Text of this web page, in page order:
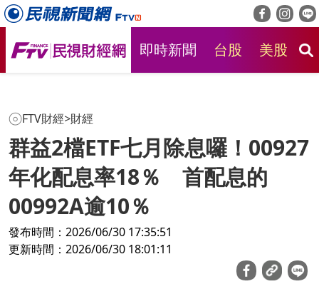
即時新聞 台股 美股
FTV財經>財經
群益2檔ETF七月除息囉！00927
年化配息率18％ 首配息的
00992A逾10％
發布時間：2026/06/30 17:35:51
更新時間：2026/06/30 18:01:11